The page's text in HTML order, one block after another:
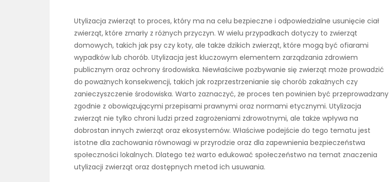
Utylizacja zwierząt to proces, który ma na celu bezpieczne i odpowiedzialne usunięcie ciał
zwierząt, które zmarły z różnych przyczyn. W wielu przypadkach dotyczy to zwierząt
domowych, takich jak psy czy koty, ale także dzikich zwierząt, które mogą być ofiarami
wypadków lub chorób. Utylizacja jest kluczowym elementem zarządzania zdrowiem
publicznym oraz ochrony środowiska. Niewłaściwe pozbywanie się zwierząt może prowadzić
do poważnych konsekwencji, takich jak rozprzestrzenianie się chorób zakaźnych czy
zanieczyszczenie środowiska. Warto zaznaczyć, że proces ten powinien być przeprowadzany
zgodnie z obowiązującymi przepisami prawnymi oraz normami etycznymi. Utylizacja
zwierząt nie tylko chroni ludzi przed zagrożeniami zdrowotnymi, ale także wpływa na
dobrostan innych zwierząt oraz ekosystemów. Właściwe podejście do tego tematu jest
istotne dla zachowania równowagi w przyrodzie oraz dla zapewnienia bezpieczeństwa
społeczności lokalnych. Dlatego też warto edukować społeczeństwo na temat znaczenia
utylizacji zwierząt oraz dostępnych metod ich usuwania.